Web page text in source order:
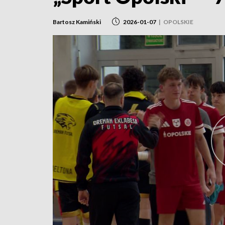
Bartosz Kamiński 2026-01-07 | OPOLSKIE